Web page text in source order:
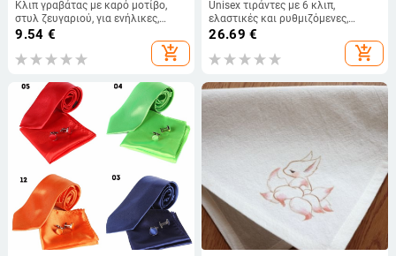
Κλιπ γραβάτας με καρό μοτίβο,
στυλ ζευγαριού, για ενήλικες,
διακοσμητικό λουλούδι γραβάτας
9.54 €
add_shopping_cart
Unisex τιράντες με 6 κλιπ,
ελαστικές και ρυθμιζόμενες,
διασταύρωση στην πλάτη,
πολυεστερικό νήμα με λαστιχάκι
26.69 €
add_shopping_cart